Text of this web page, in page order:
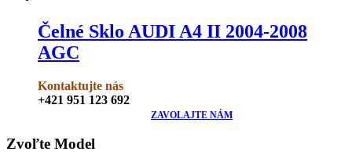
Čelné Sklo AUDI A4 II 2004-2008
AGC
Kontaktujte nás
+421 951 123 692
ZAVOLAJTE NÁM
Zvoľte Model